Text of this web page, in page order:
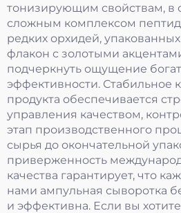
тонизирующим свойствам, в
сложным комплексом
редких орхидей,
флакон с золотыми
подчеркнуть ощущение
эффективности. Стабильное
продукта обеспечивается
управления качеством,
этап производственного
сырья до окончательной
приверженность
качества гарантирует, что
нами ампульная сыворотка
и эффективна. Если вы